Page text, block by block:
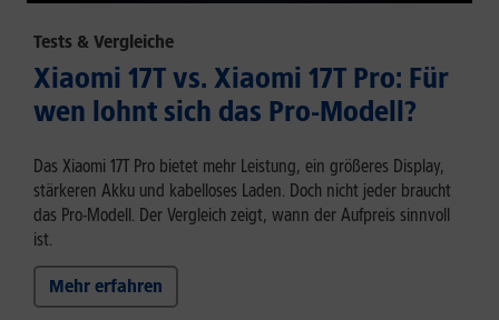
Tests & Vergleiche
Xiaomi 17T vs. Xiaomi 17T Pro: Für
wen lohnt sich das Pro-Modell?
Das Xiaomi 17T Pro bietet mehr Leistung, ein größeres Display,
stärkeren Akku und kabelloses Laden. Doch nicht jeder braucht
das Pro-Modell. Der Vergleich zeigt, wann der Aufpreis sinnvoll
ist.
Mehr erfahren